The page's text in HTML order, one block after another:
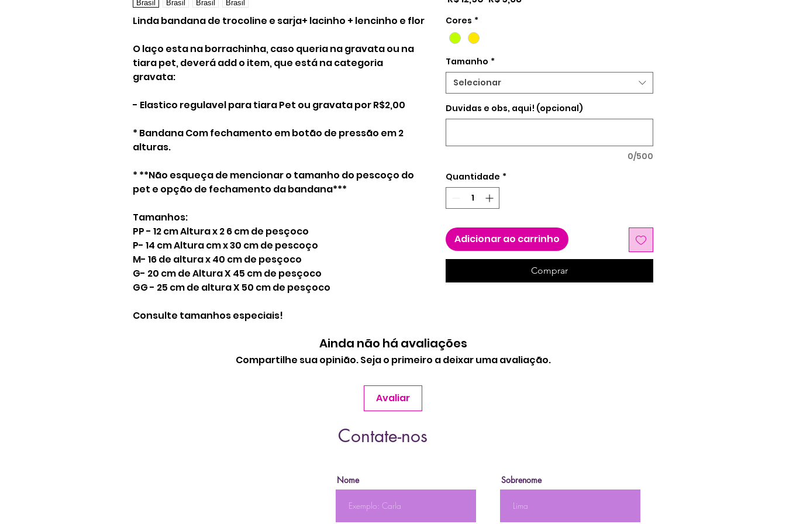
Linda bandana de trocoline e sarja+ lacinho + lencinho e flor
O laço esta na borrachinha, caso queria na gravata ou na
tiara pet, deverá add o item, que está na categoria
gravata:
- Elastico regulavel para tiara Pet ou gravata por R$2,00
* Bandana Com fechamento em botão de pressão em 2
alturas.
* **Não esqueça de mencionar o tamanho do pescoço do
pet e opção de fechamento da bandana***
Tamanhos:
PP - 12 cm Altura x 2 6 cm de pesçoco
P- 14 cm Altura cm x 30 cm de pescoço
M- 16 de altura x 40 cm de pesçoco
G- 20 cm de Altura X 45 cm de pesçoco
GG - 25 cm de altura X 50 cm de pesçoco
Consulte tamanhos especiais!
Cores *
Tamanho *
Selecionar
Duvidas e obs, aqui! (opcional)
0/500
Quantidade *
Adicionar ao carrinho
Comprar
Ainda não há avaliações
Compartilhe sua opinião. Seja o primeiro a deixar uma avaliação.
Avaliar
Contate-nos
Nome Sobrenome